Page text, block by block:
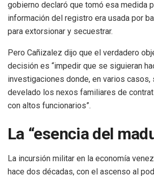
gobierno declaró que tomó esa medida
información del registro era usada por
para extorsionar y secuestrar.
Pero Cañizalez dijo que el verdadero
decisión es “impedir que se siguieran
investigaciones donde, en varios casos,
develado los nexos familiares de
con altos funcionarios”.
La “esencia del
La incursión militar en la economía
hace dos décadas, con el ascenso al